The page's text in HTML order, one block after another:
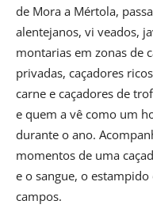
de Mora a Mértola,
alentejanos, vi veados,
montarias em zonas de
privadas, caçadores
carne e caçadores de
e quem a vê como um
durante o ano.
momentos de uma
e o sangue, o
campos.